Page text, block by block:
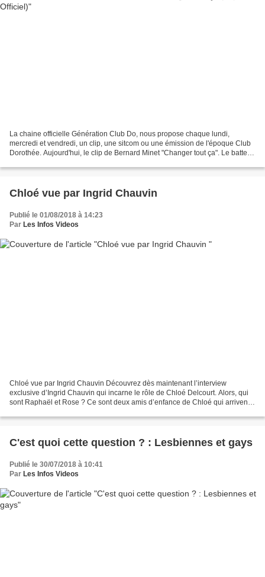
La chaine officielle Génération Club Do, nous propose chaque lundi,
mercredi et vendredi, un clip, une sitcom ou une émission de l'époque Club
Dorothée. Aujourd'hui, le clip de Bernard Minet "Changer tout ça". Le batteur
Chloé vue par Ingrid Chauvin
Publié le 01/08/2018 à 14:23
Par Les Infos Videos
Chloé vue par Ingrid Chauvin Découvrez dès maintenant l’interview
exclusive d’Ingrid Chauvin qui incarne le rôle de Chloé Delcourt. Alors, qui
sont Raphaël et Rose ? Ce sont deux amis d’enfance de Chloé qui arrivent
C'est quoi cette question ? : Lesbiennes et gays
Publié le 30/07/2018 à 10:41
Par Les Infos Videos